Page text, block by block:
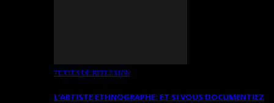
TEXTES DE RÉFLEXION
L’ARTISTE ETHNOGRAPHE: ET SI VOUS DOCUMENTIEZ